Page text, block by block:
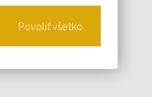
Povoliť všetko